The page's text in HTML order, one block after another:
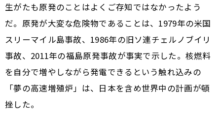
生がたも原発のことはよくご存知ではなかったよう
だ。原発が大変な危険物であることは、1979年の米国
スリーマイル島事故、1986年の旧ソ連チェルノブイリ
事故、2011年の福島原発事故が事実で示した。核燃料
を自分で増やしながら発電できるという触れ込みの
「夢の高速増殖炉」は、日本を含め世界中の計画が頓
挫した。